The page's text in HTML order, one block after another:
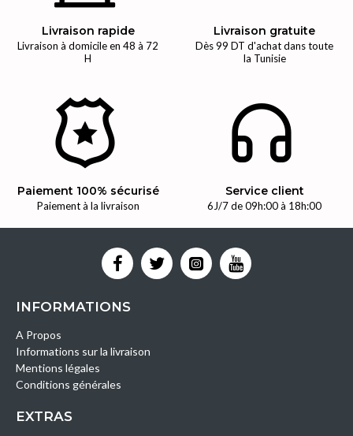
Livraison rapide
Livraison à domicile en 48 à 72
H
Livraison gratuite
Dès 99 DT d'achat dans toute
la Tunisie
Paiement 100% sécurisé
Paiement à la livraison
Service client
6J/7 de 09h:00 à 18h:00
INFORMATIONS
A Propos
Informations sur la livraison
Mentions légales
Conditions générales
EXTRAS